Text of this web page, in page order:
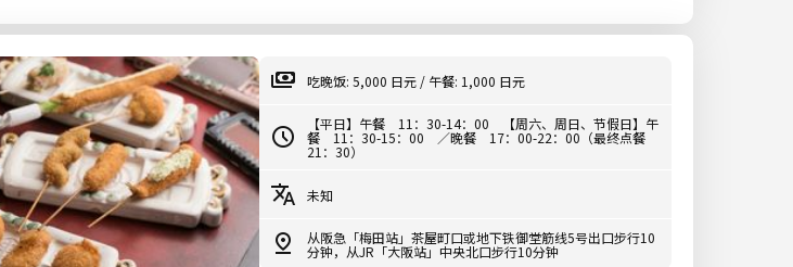
吃晚饭: 5,000 日元 / 午餐: 1,000 日元
【平日】午餐 11：30-14：00 【周六、周日、节假日】午
餐 11：30-15：00 ／晚餐 17：00-22：00（最终点餐
21：30）
未知
从阪急「梅田站」茶屋町口或地下铁御堂筋线5号出口步行10
分钟，从JR「大阪站」中央北口步行10分钟